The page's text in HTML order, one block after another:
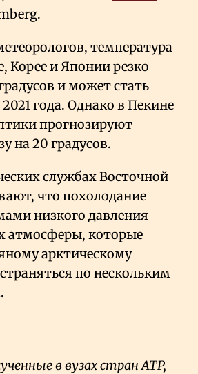
температура
Корее и Японии резко
и может стать
года. Однако в Пекине
прогнозируют
на 20 градусов.
службах Восточной
что похолодание
низкого давления
атмосферы, которые
арктическому
по нескольким
в вузах стран АТР,